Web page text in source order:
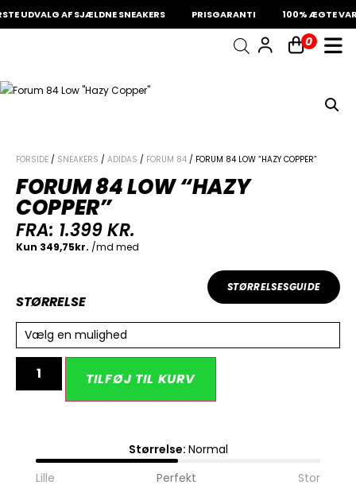
UDVALG AF SJÆLDNE SNEAKERS PRISGARANTI 100% ÆGTE
0
FORSIDE / SNEAKERS / ADIDAS / FORUM 84 / FORUM 84 LOW “HAZY COPPER”
FORUM 84 LOW “HAZY
COPPER”
FRA: 1.399KR.
STØRRELSESGUIDE
STØRRELSE
Vælg en mulighed
TILFØJ TIL KURV
Størrelse: Normal
Lille
Perfekt Stor